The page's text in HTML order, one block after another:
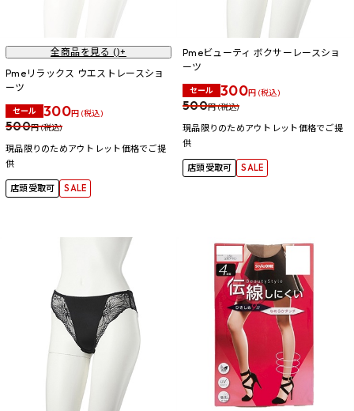
全商品を見る ()+
Pmeリラックス ウエストレースショ
ーツ
セール 300円 (税込)
500円 (税込)
現品限りのためアウトレット価格でご提
供
店頭受取可 SALE
Pmeビューティ ボクサーレースショ
ーツ
セール 300円 (税込)
500円 (税込)
現品限りのためアウトレット価格でご提
供
店頭受取可 SALE